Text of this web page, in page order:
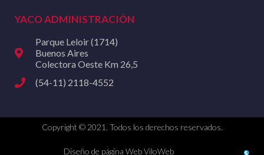
YACO ADMINISTRACIÓN
Parque Leloir (1714)
Buenos Aires
Colectora Oeste Km 26,5
(54-11) 2118-4552
Copyright © 2021. Todos los derechos reservados.
Diseño de página Web ViloWeb